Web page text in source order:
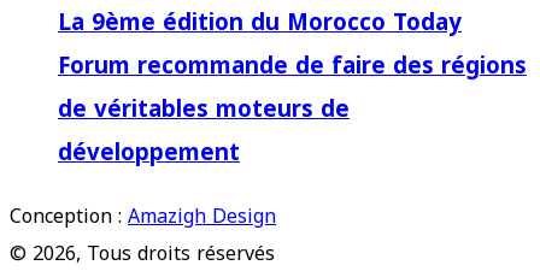
La 9ème édition du Morocco Today
Forum recommande de faire des régions
de véritables moteurs de
développement
Conception :Amazigh Design
© 2026, Tous droits réservés